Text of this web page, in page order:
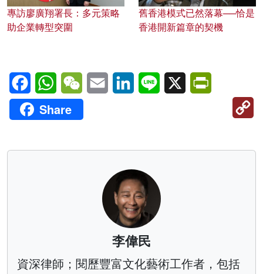
專訪廖廣翔署長：多元策略
助企業轉型突圍
舊香港模式已然落幕──恰是
香港開新篇章的契機
FacebookWhatsAppWeChatEmail LinkedInLine X
Share
李偉民
資深律師；閱歷豐富文化藝術工作者，包括